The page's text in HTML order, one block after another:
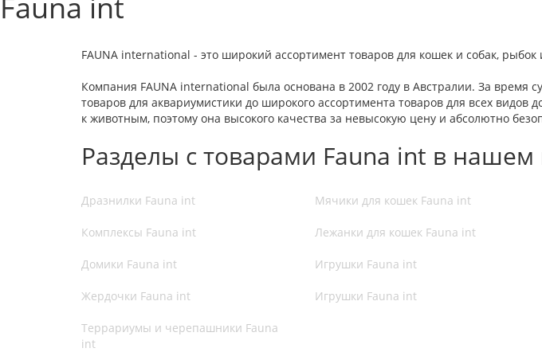
FAUNA international - это широкий ассортимент товаров для кошек и собак,
Компания FAUNA international была основана в 2002 году в Австралии. За время
товаров для аквариумистики до широкого ассортимента товаров для всех
к животным, поэтому она высокого качества за невысокую цену и абсолютно
Разделы с товарами Fauna int в нашем
Дразнилки Fauna int Мячики для кошек Fauna int
Комплексы Fauna int Лежанки для кошек Fauna int
Домики Fauna int Игрушки Fauna int
Жердочки Fauna int Игрушки Fauna int
Террариумы и черепашники Fauna
int